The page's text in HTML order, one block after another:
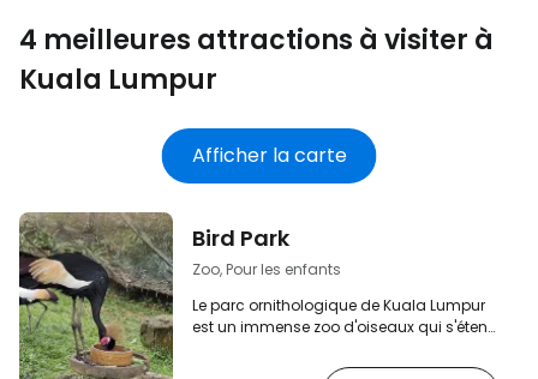
4 meilleures attractions à visiter à
Kuala Lumpur
Afficher la carte
Bird Park
Zoo, Pour les enfants
Le parc ornithologique de Kuala Lumpur
est un immense zoo d'oiseaux qui s'étend
Poursuivre avec le courrier